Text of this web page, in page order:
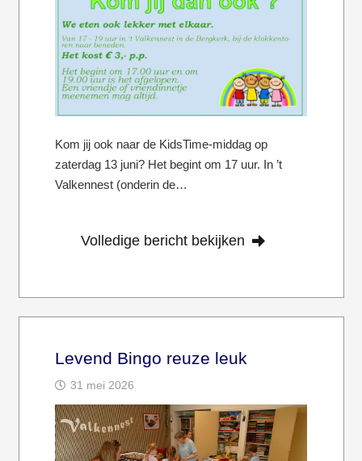
Kom jij ook naar de KidsTime-middag op
zaterdag 13 juni? Het begint om 17 uur. In ’t
Valkennest (onderin de…
Volledige bericht bekijken
Levend Bingo reuze leuk
31 mei 2026